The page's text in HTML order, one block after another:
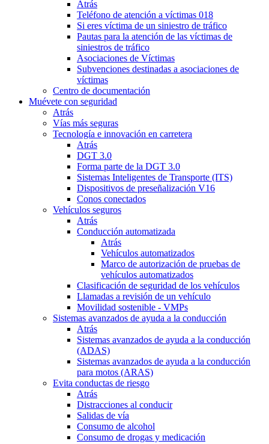
Atrás
Teléfono de atención a víctimas 018
Si eres víctima de un siniestro de tráfico
Pautas para la atención de las víctimas de
siniestros de tráfico
Asociaciones de Víctimas
Subvenciones destinadas a asociaciones de
víctimas
Centro de documentación
Muévete con seguridad
Atrás
Vías más seguras
Tecnología e innovación en carretera
Atrás
DGT 3.0
Forma parte de la DGT 3.0
Sistemas Inteligentes de Transporte (ITS)
Dispositivos de preseñalización V16
Conos conectados
Vehículos seguros
Atrás
Conducción automatizada
Atrás
Vehículos automatizados
Marco de autorización de pruebas de
vehículos automatizados
Clasificación de seguridad de los vehículos
Llamadas a revisión de un vehículo
Movilidad sostenible - VMPs
Sistemas avanzados de ayuda a la conducción
Atrás
Sistemas avanzados de ayuda a la conducción
(ADAS)
Sistemas avanzados de ayuda a la conducción
para motos (ARAS)
Evita conductas de riesgo
Atrás
Distracciones al conducir
Salidas de vía
Consumo de alcohol
Consumo de drogas y medicación